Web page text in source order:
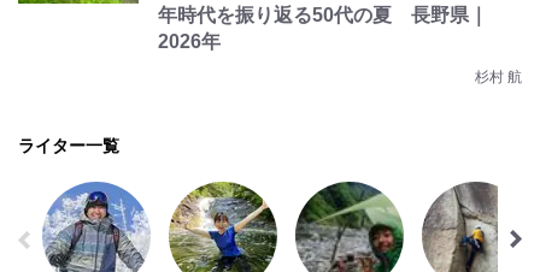
年時代を振り返る50代の夏 長野県｜
2026年
杉村 航
ライター一覧